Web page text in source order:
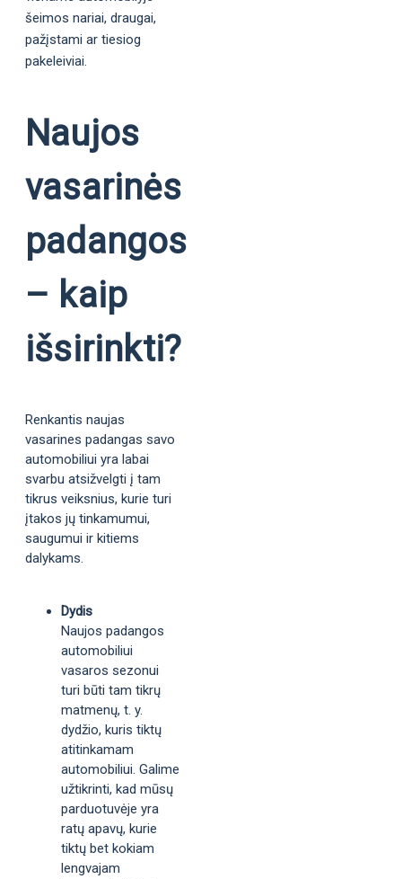
šeimos nariai, draugai,
pažįstami ar tiesiog
pakeleiviai.
Naujos
vasarinės
padangos
– kaip
išsirinkti?
Renkantis naujas
vasarines padangas savo
automobiliui yra labai
svarbu atsižvelgti į tam
tikrus veiksnius, kurie turi
įtakos jų tinkamumui,
saugumui ir kitiems
dalykams.
Dydis
Naujos padangos
automobiliui
vasaros sezonui
turi būti tam tikrų
matmenų, t. y.
dydžio, kuris tiktų
atitinkamam
automobiliui. Galime
užtikrinti, kad mūsų
parduotuvėje yra
ratų apavų, kurie
tiktų bet kokiam
lengvajam